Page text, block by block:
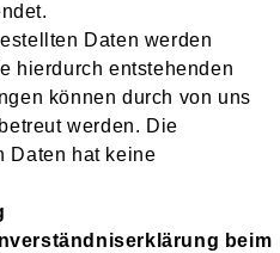
Daten werden
hierdurch entstehenden
können durch von uns
werden. Die
Daten hat keine
beim